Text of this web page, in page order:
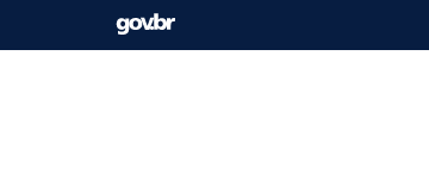
Skip to main content